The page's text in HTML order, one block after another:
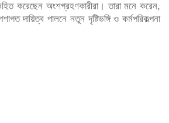
করেছেন অংশগ্রহণকারীরা। তারা মনে করেন,
দায়িত্ব পালনে নতুন দৃষ্টিভঙ্গি ও কর্মপরিকল্পনা